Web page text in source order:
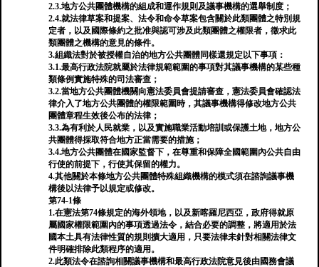
2.3.地方公共團體機構的組成和運作規則及議事機構的選舉制度；
2.4.就法律草案和提案、法令和命令草案包含關於此類團體之特別規
定者，以及國際條約之批准與認可涉及此類團體之權限者，徵求此
類團體之機構的意見的條件。
3.組織法對於被授權自治的地方公共團體同樣還規定以下事項：
3.1.最高行政法院就屬於法律規範範圍的事項對其議事機構的某些種
類條例實施特殊的司法審查；
3.2.當地方公共團體機關向憲法委員會提請審查，憲法委員會確認法
律介入了地方公共團體的權限範圍時，其議事機構得修改地方公共
團體章程生效後公布的法律；
3.3.為有利於人民就業，以及實施職業活動培訓或保護土地，地方公
共團體得採取符合地方正當需要的措施；
3.4.地方公共團體在國家監督下，在尊重和保障全國範圍內公共自由
行使的前提下，行使其保留的權力。
4.其他關於本條地方公共團體特殊組織機構的模式須在諮詢議事機
構後以法律予以規定或修改。
第74-1條
1.在憲法第74條規定的海外領地，以及新喀羅尼西亞，政府得就原
屬國家權限範圍內的事項透過法令，結合必要的調整，將適用於法
國本土具有法律性質的規則擴大適用，只要法律未針對相關法律文
件明確排除此類程序的適用。
2.此類法令在諮詢相關議事機構和最高行政法院意見後由國務會議